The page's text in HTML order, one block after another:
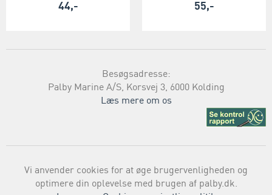
44,- 55,-
Besøgsadresse:
Palby Marine A/S, Korsvej 3, 6000 Kolding
Læs mere om os
Vi anvender cookies for at øge brugervenligheden og
optimere din oplevelse med brugen af palby.dk.